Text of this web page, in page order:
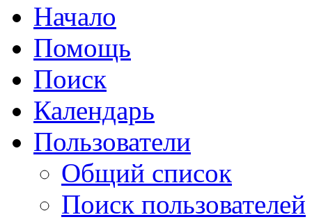
Начало
Помощь
Поиск
Календарь
Пользователи
Общий список
Поиск пользователей